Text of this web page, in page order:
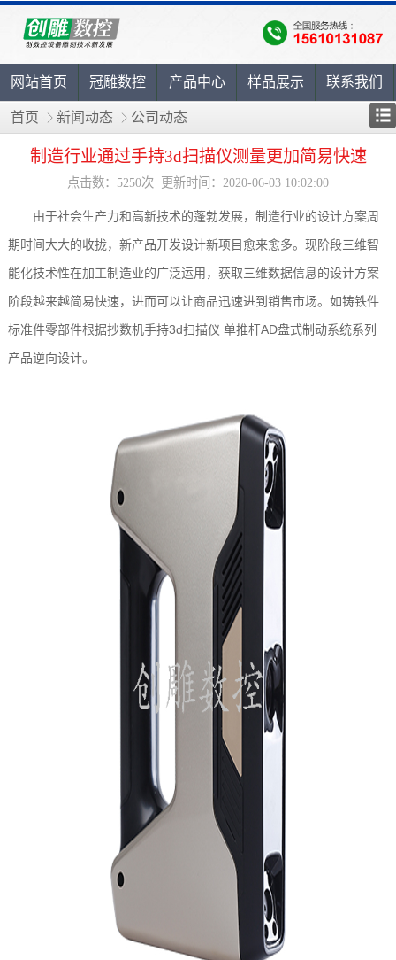
网站首页 冠雕数控 产品中心 样品展示 联系我们
首页 新闻动态 公司动态
制造行业通过手持3d扫描仪测量更加简易快速
点击数：5250次 更新时间：2020-06-03 10:02:00
由于社会生产力和高新技术的蓬勃发展，制造行业的设计方案周
期时间大大的收拢，新产品开发设计新项目愈来愈多。现阶段三维智
能化技术性在加工制造业的广泛运用，获取三维数据信息的设计方案
阶段越来越简易快速，进而可以让商品迅速进到销售市场。如铸铁件
标准件零部件根据抄数机手持3d扫描仪 单推杆AD盘式制动系统系列
产品逆向设计。